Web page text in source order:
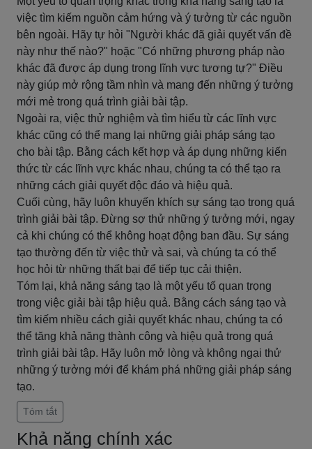
việc tìm kiếm nguồn cảm hứng và ý tưởng từ các nguồn
bên ngoài. Hãy tự hỏi "Người khác đã giải quyết vấn đề
này như thế nào?" hoặc "Có những phương pháp nào
khác đã được áp dụng trong lĩnh vực tương tự?" Điều
này giúp mở rộng tầm nhìn và mang đến những ý tưởng
mới mẻ trong quá trình giải bài tập.
Ngoài ra, việc thử nghiệm và tìm hiểu từ các lĩnh vực
khác cũng có thể mang lại những giải pháp sáng tạo
cho bài tập. Bằng cách kết hợp và áp dụng những kiến
thức từ các lĩnh vực khác nhau, chúng ta có thể tạo ra
những cách giải quyết độc đáo và hiệu quả.
Cuối cùng, hãy luôn khuyến khích sự sáng tạo trong quá
trình giải bài tập. Đừng sợ thử những ý tưởng mới, ngay
cả khi chúng có thể không hoạt động ban đầu. Sự sáng
tạo thường đến từ việc thử và sai, và chúng ta có thể
học hỏi từ những thất bại để tiếp tục cải thiện.
Tóm lại, khả năng sáng tạo là một yếu tố quan trọng
trong việc giải bài tập hiệu quả. Bằng cách sáng tạo và
tìm kiếm nhiều cách giải quyết khác nhau, chúng ta có
thể tăng khả năng thành công và hiệu quả trong quá
trình giải bài tập. Hãy luôn mở lòng và không ngại thử
những ý tưởng mới để khám phá những giải pháp sáng
tạo.
Tóm tắt
Khả năng chính xác